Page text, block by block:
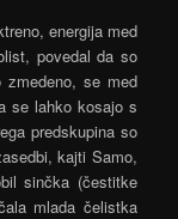
energija med
povedal da so
se med
se lahko kosajo s
predskupina so
kajti Samo,
sinčka (čestitke
mlada čelistka